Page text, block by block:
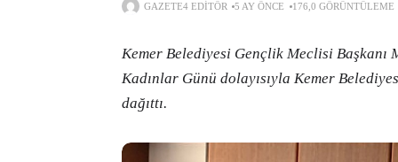
GAZETE4 EDITÖR 5 AY ÖNCE 176,0 GÖRÜNTÜLEME
Kemer Belediyesi Gençlik Meclisi Başkanı
Kadınlar Günü dolayısıyla Kemer
dağıttı.